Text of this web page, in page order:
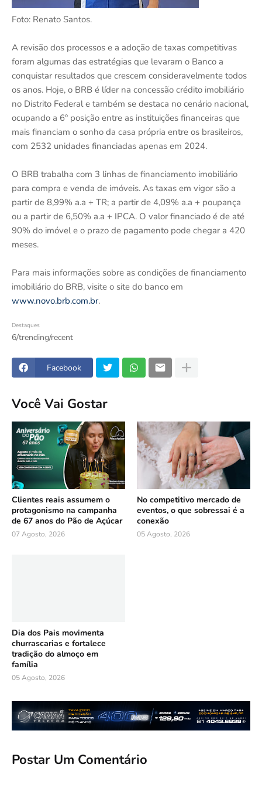
Foto: Renato Santos.
A revisão dos processos e a adoção de taxas competitivas
foram algumas das estratégias que levaram o Banco a
conquistar resultados que crescem consideravelmente todos
os anos. Hoje, o BRB é líder na concessão crédito imobiliário
no Distrito Federal e também se destaca no cenário nacional,
ocupando a 6º posição entre as instituições financeiras que
mais financiam o sonho da casa própria entre os brasileiros,
com 2532 unidades financiadas apenas em 2024.
O BRB trabalha com 3 linhas de financiamento imobiliário
para compra e venda de imóveis. As taxas em vigor são a
partir de 8,99% a.a + TR; a partir de 4,09% a.a + poupança
ou a partir de 6,50% a.a + IPCA. O valor financiado é de até
90% do imóvel e o prazo de pagamento pode chegar a 420
meses.
Para mais informações sobre as condições de financiamento
imobiliário do BRB, visite o site do banco em
www.novo.brb.com.br.
Destaques
6/trending/recent
Facebook
Você Vai Gostar
Clientes reais assumem o
protagonismo na campanha
de 67 anos do Pão de Açúcar
07 Agosto, 2026
No competitivo mercado de
eventos, o que sobressai é a
conexão
05 Agosto, 2026
Dia dos Pais movimenta
churrascarias e fortalece
tradição do almoço em
família
05 Agosto, 2026
Postar Um Comentário